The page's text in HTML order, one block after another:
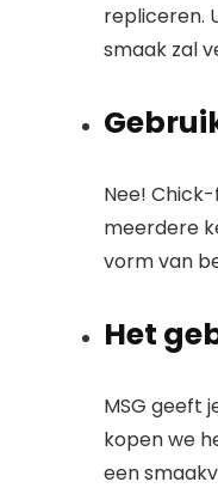
repliceren.
smaak zal
Nee!
meerdere
vorm van
Het
MSG geeft
kopen we
een